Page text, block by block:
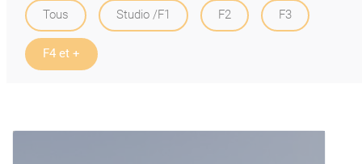
Tous Studio /F1 F2 F3
F4 et +